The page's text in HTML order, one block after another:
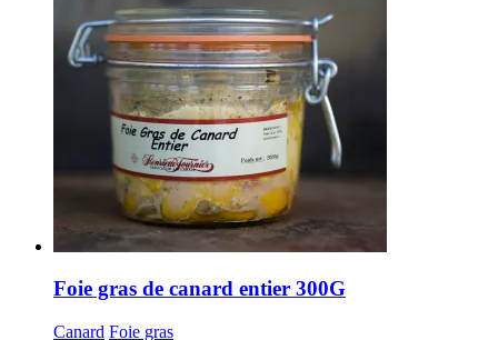
Foie gras de canard entier 300G
Canard Foie gras